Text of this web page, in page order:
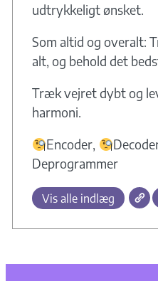
udtrykkeligt ønsket.
Som altid og overalt:
alt, og behold det
Træk vejret dybt og
harmoni.
Encoder,
Deprogrammer
Vis alle indlæg